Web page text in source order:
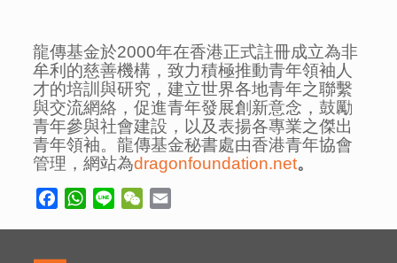
龍傳基金於2000年在香港正式註冊成立為非
牟利的慈善機構，致力積極推動青年領袖人
才的培訓與研究，建立世界各地青年之聯繫
與交流網絡，促進青年發展創新意念，鼓勵
青年參與社會建設，以及表揚各專業之傑出
青年領袖。龍傳基金秘書處由香港青年協會
管理，網站為dragonfoundation.net。
FacebookWhatsApp
Line WeChat